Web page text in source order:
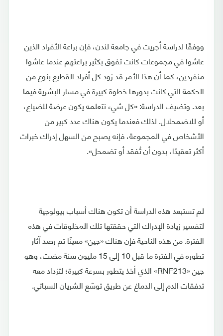
ووفقًا لدراسة أجريت في جامعة لندن، فإن براعة الأفراد الذين
عاشوا في مجموعات كانت تفوق بكثير براعتهم عندما عاشوا
منفردين، كما أن هذا الأمر قد زود كل أفراد القطيع بنوع من
الحكمة التي كانت بدورها خطوة كبيرة في مسار البشرية فيما
بعد. وتضيف الدراسة: «كل شيء نتعلمه يكون عرضة للضياع،
أو للاضمحلال. لذلك فعندما يكون هناك عدد كبير من
الأشخاص في المجموعة، فإنه يصبح من السهل إدراك خبرات
أكثر تعقيدًا، بدون أن تُفقد أو تضمحل».
لم تستبعد هذه الدراسة أن تكون هناك أسباب بيولوجية
لتفسير زيادة الإدراك التي حققتها تلك المخلوقات في هذه
الفترة. من هذه الناحية فإن هناك «جين» معينًا تم رصد آثار
تطوره في الفترة ما قبل 10 إلى 15 مليون سنة مضت، وهو
جين «RNF213» الذي أخذ يتطور بسرعة كبيرة؛ لتزداد معه
تدفقات الدم إلى الدماغ عن طريق توسّع الشريان السباتي.